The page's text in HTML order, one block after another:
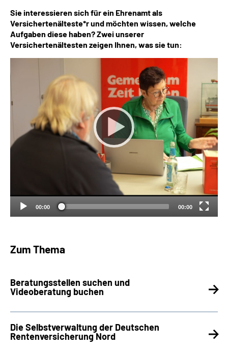
Sie interessieren sich für ein Ehrenamt als
Versichertenälteste*r und möchten wissen, welche
Aufgaben diese haben? Zwei unserer
Versichertenältesten zeigen Ihnen, was sie tun:
00:00 00:00
Zum Thema
Beratungsstellen suchen und
Videoberatung buchen
Die Selbstverwaltung der Deutschen
Rentenversicherung Nord